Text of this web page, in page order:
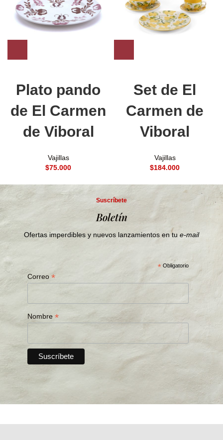
Plato pando
de El Carmen
de Viboral
Vajillas
$
Set de El
Carmen de
Viboral
Vajillas
$
Suscríbete
Boletín
Ofertas imperdibles y nuevos lanzamientos en tu e-mail
* Obligatorio
Correo*
Nombre*